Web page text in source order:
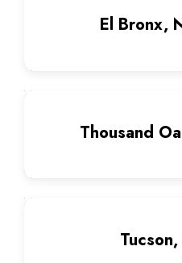
El Bronx,
Thousand